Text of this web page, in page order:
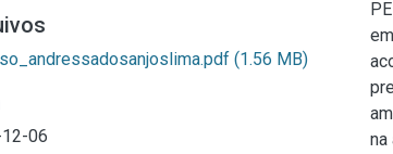
(1.56 MB)
06
na